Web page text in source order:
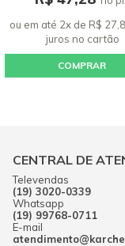
ou em até 2x de R$
juros no cartão
COMPRAR
CENTRAL DE
Televendas
(19) 3020-0339
Whatsapp
(19) 99768-0711
E-mail